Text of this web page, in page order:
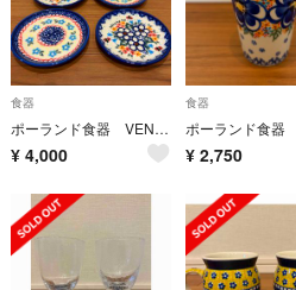
食器
ポーランド食器 VENA社 小皿4枚セット
¥ 4,000
食器
¥ 2,750